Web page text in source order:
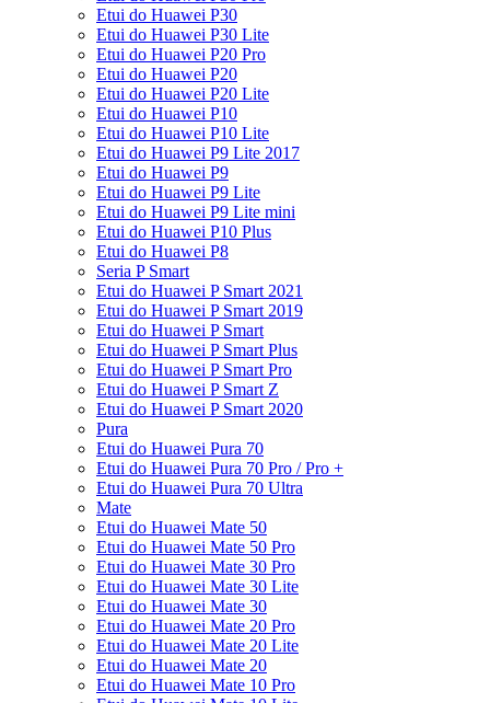
Etui do Huawei P30
Etui do Huawei P30 Lite
Etui do Huawei P20 Pro
Etui do Huawei P20
Etui do Huawei P20 Lite
Etui do Huawei P10
Etui do Huawei P10 Lite
Etui do Huawei P9 Lite 2017
Etui do Huawei P9
Etui do Huawei P9 Lite
Etui do Huawei P9 Lite mini
Etui do Huawei P10 Plus
Etui do Huawei P8
Seria P Smart
Etui do Huawei P Smart 2021
Etui do Huawei P Smart 2019
Etui do Huawei P Smart
Etui do Huawei P Smart Plus
Etui do Huawei P Smart Pro
Etui do Huawei P Smart Z
Etui do Huawei P Smart 2020
Pura
Etui do Huawei Pura 70
Etui do Huawei Pura 70 Pro / Pro +
Etui do Huawei Pura 70 Ultra
Mate
Etui do Huawei Mate 50
Etui do Huawei Mate 50 Pro
Etui do Huawei Mate 30 Pro
Etui do Huawei Mate 30 Lite
Etui do Huawei Mate 30
Etui do Huawei Mate 20 Pro
Etui do Huawei Mate 20 Lite
Etui do Huawei Mate 20
Etui do Huawei Mate 10 Pro